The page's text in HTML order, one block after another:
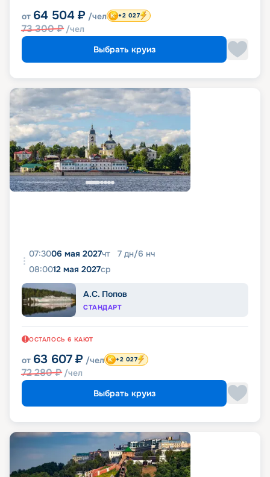
от 64 504 ₽ /чел
73 300₽ /чел
+2 027
Выбрать круиз
07:3006 мая 2027чт 7 дн/6 нч
08:0012 мая 2027ср
А.С. Попов
СТАНДАРТ
ОСТАЛОСЬ 6 КАЮТ
от 63 607 ₽ /чел
72 280₽ /чел
+2 027
Выбрать круиз